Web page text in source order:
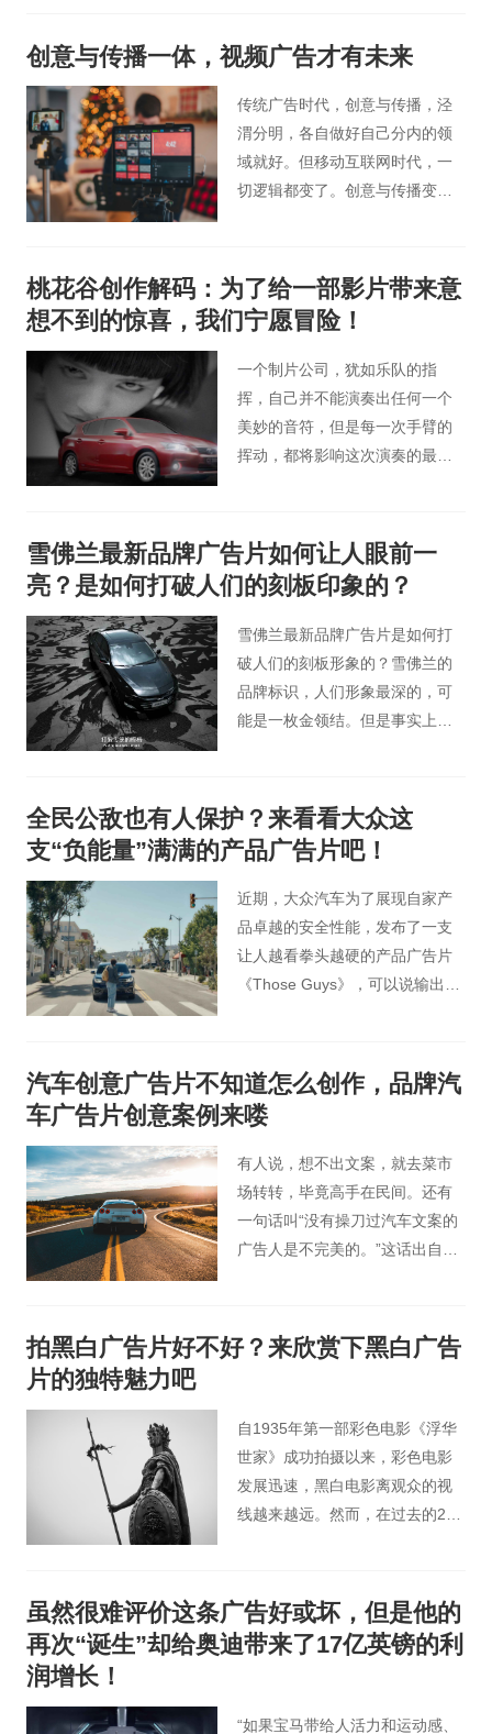
大行其道。观众是觉得“好看”了，
但品牌的营销效果真的达到了
吗？
创意与传播一体，视频广告才有未来
传统广告时代，创意与传播，泾
渭分明，各自做好自己分内的领
域就好。但移动互联网时代，一
切逻辑都变了。创意与传播变得
桃花谷创作解码：为了给一部影片带来意
想不到的惊喜，我们宁愿冒险！
一个制片公司，犹如乐队的指
挥，自己并不能演奏出任何一个
美妙的音符，但是每一次手臂的
挥动，都将影响这次演奏的最终
竟，艺术创作，永远没有高峰，
但是永远存在更让人心动的可
能！
雪佛兰最新品牌广告片如何让人眼前一
亮？是如何打破人们的刻板印象的？
雪佛兰最新品牌广告片是如何打
破人们的刻板形象的？雪佛兰的
品牌标识，人们形象最深的，可
能是一枚金领结。但是事实上，
核，更具血脉里的天然生成强
悍。
全民公敌也有人保护？来看看大众这
支“负能量”满满的产品广告片吧！
近期，大众汽车为了展现自家产
品卓越的安全性能，发布了一支
让人越看拳头越硬的产品广告片
《Those Guys》，可以说输出产
汽车创意广告片不知道怎么创作，品牌汽
车广告片创意案例来喽
有人说，想不出文案，就去菜市
场转转，毕竟高手在民间。还有
一句话叫“没有操刀过汽车文案的
广告人是不完美的。”这话出自现
中占有很高的地位。
拍黑白广告片好不好？来欣赏下黑白广告
片的独特魅力吧
自1935年第一部彩色电影《浮华
世家》成功拍摄以来，彩色电影
发展迅速，黑白电影离观众的视
线越来越远。然而，在过去的20
届奥斯卡最佳影片的《艺术
家》，以及获得第54届戛纳电影
节最佳导演奖的《缺席的人》。
虽然很难评价这条广告好或坏，但是他的
再次“诞生”却给奥迪带来了17亿英镑的利
润增长！
“如果宝马带给人活力和运动感、